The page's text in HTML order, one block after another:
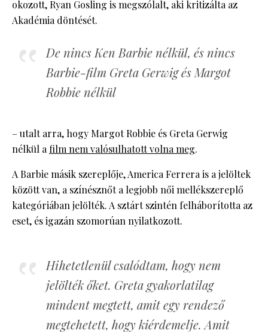
okozott, Ryan Gosling is megszólalt, aki kritizálta az
Akadémia döntését.
De nincs Ken Barbie nélkül, és nincs
Barbie-film Greta Gerwig és Margot
Robbie nélkül
– utalt arra, hogy Margot Robbie és Greta Gerwig
nélkül a film nem valósulhatott volna meg.
A Barbie másik szereplője, America Ferrera is a jelöltek
között van, a színésznőt a legjobb női mellékszereplő
kategóriában jelölték. A sztárt szintén felháborította az
eset, és igazán szomorúan nyilatkozott.
Hihetetlenül csalódtam, hogy nem
jelölték őket. Greta gyakorlatilag
mindent megtett, amit egy rendező
megtehetett, hogy kiérdemelje. Amit